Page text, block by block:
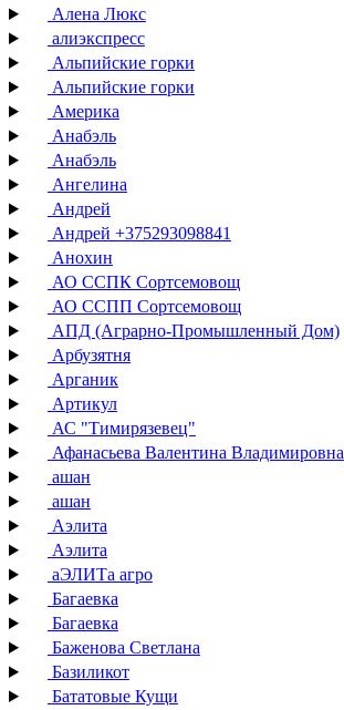
Алена Люкс
алиэкспресс
Альпийские горки
Альпийские горки
Америка
Анабэль
Анабэль
Ангелина
Андрей
Андрей +375293098841
Анохин
АО ССПК Сортсемовощ
АО ССПП Сортсемовощ
АПД (Аграрно-Промышленный Дом)
Арбузятня
Арганик
Артикул
АС "Тимирязевец"
Афанасьева Валентина Владимировна
ашан
ашан
Аэлита
Аэлита
аЭЛИТа агро
Багаевка
Багаевка
Баженова Светлана
Базиликот
Бататовые Кущи